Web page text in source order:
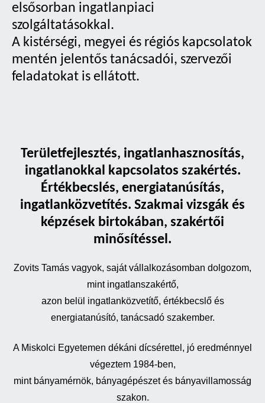
elsősorban ingatlanpiaci
szolgáltatásokkal.
A kistérségi, megyei és régiós kapcsolatok
mentén jelentős tanácsadói, szervezői
feladatokat is ellátott.
Területfejlesztés, ingatlanhasznosítás,
ingatlanokkal kapcsolatos szakértés.
Értékbecslés, energiatanúsítás,
ingatlanközvetítés. Szakmai vizsgák és
képzések birtokában, szakértői
minősítéssel.
Zovits Tamás vagyok, saját vállalkozásomban dolgozom,
mint ingatlanszakértő,
azon belül ingatlanközvetítő, értékbecslő és
energiatanúsító, tanácsadó szakember.
A Miskolci Egyetemen dékáni dícsérettel, jó eredménnyel
végeztem 1984-ben,
mint bányamérnök, bányagépészet és bányavillamosság
szakon.